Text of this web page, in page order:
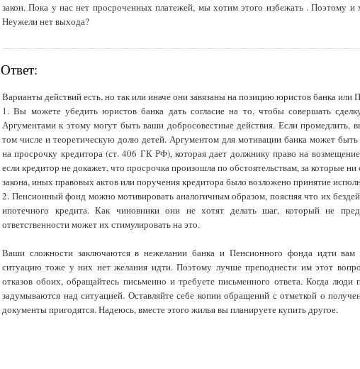
закон. Пока у нас нет просроченных платежей, мы хотим этого избежать . Поэтому и
Неужели нет выхода?
Ответ:
Варианты действий есть, но так или иначе они завязаны на позицию юристов банка или
1. Вы можете убедить юристов банка дать согласие на то, чтобы совершать
Аргументами к этому могут быть ваши добросовестные действия. Если промедлить,
том числе и теоретическую долю детей. Аргументом для мотивации банка может
на просрочку кредитора (ст. 406 ГК РФ), которая дает должнику право на
если кредитор не докажет, что просрочка произошла по обстоятельствам, за которые
закона, иных правовых актов или поручения кредитора было возложено принятие
2. Пенсионный фонд можно мотивировать аналогичным образом, поясняя что их
ипотечного кредита. Как чиновники они не хотят делать шаг, который не
ответственности может их стимулировать на это.
Ваши сложности заключаются в нежелании банка и Пенсионного фонда идти вам
ситуацию тоже у них нет желания идти. Поэтому лучше преподнести им этот
отказов обоих, обращайтесь письменно и требуете письменного ответа. Когда
задумываются над ситуацией. Оставляйте себе копии обращений с отметкой о
документы пригодятся. Надеюсь, вместе этого жилья вы планируете купить другое.